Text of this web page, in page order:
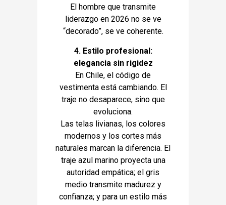
El hombre que transmite
liderazgo en 2026 no se ve
“decorado”, se ve coherente.
4. Estilo profesional:
elegancia sin rigidez
En Chile, el código de
vestimenta está cambiando. El
traje no desaparece, sino que
evoluciona.
Las telas livianas, los colores
modernos y los cortes más
naturales marcan la diferencia. El
traje azul marino proyecta una
autoridad empática; el gris
medio transmite madurez y
confianza; y para un estilo más